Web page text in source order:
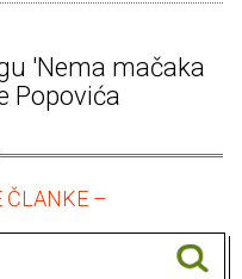
'Nema mačaka
Popovića
ČLANKE –